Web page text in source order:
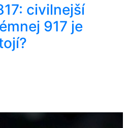
civilnejší
917 je